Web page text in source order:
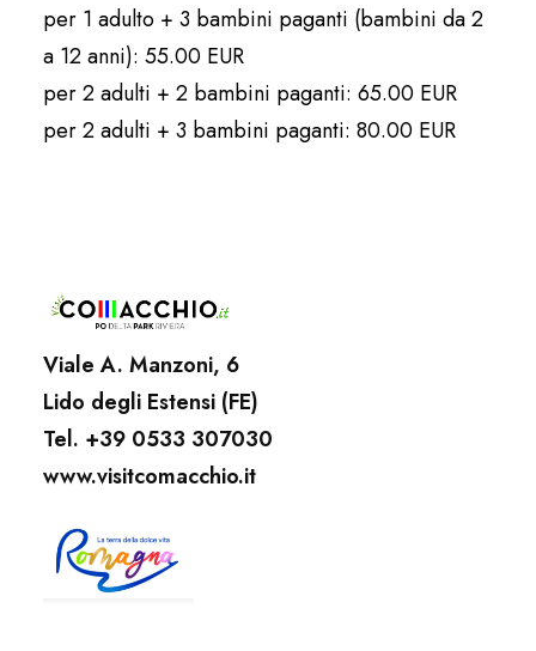
per 1 adulto + 3 bambini paganti (bambini da 2
a 12 anni): 55.00 EUR
per 2 adulti + 2 bambini paganti: 65.00 EUR
per 2 adulti + 3 bambini paganti: 80.00 EUR
Viale A. Manzoni, 6
Lido degli Estensi (FE)
Tel. +39 0533 307030
www.visitcomacchio.it